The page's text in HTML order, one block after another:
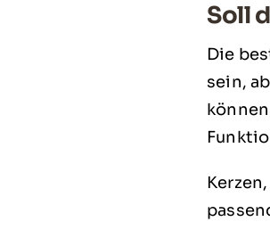
Soll
Die
sein,